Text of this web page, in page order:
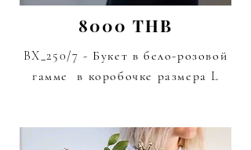
8000 THB
BX_250/7 - Букет в бело-розовой
гамме
в коробочке размера L